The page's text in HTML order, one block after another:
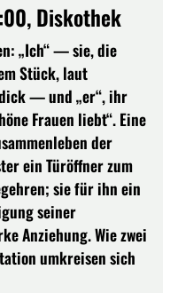
Diskothek
„Ich“ — sie, die
Stück, laut
— und „er“, ihr
Frauen liebt“. Eine
der
ein Türöffner zum
sie für ihn ein
seiner
Anziehung. Wie zwei
umkreisen sich